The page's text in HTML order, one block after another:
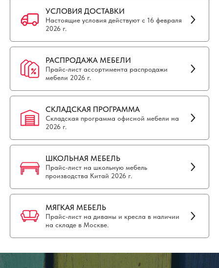
УСЛОВИЯ ДОСТАВКИ
Настоящие условия действуют с 16 февраля
2026 г.
РАСПРОДАЖА МЕБЕЛИ
Прайс-лист ассортимента распродажи
мебели 2026 г.
СКЛАДСКАЯ ПРОГРАММА
Складская программа офисной мебели на
2026 г.
ШКОЛЬНАЯ МЕБЕЛЬ
Прайс-лист на школьную мебель
производства Китай 2026 г.
МЯГКАЯ МЕБЕЛЬ
Прайс-лист на диваны и кресла в наличии
на складе в Москве.